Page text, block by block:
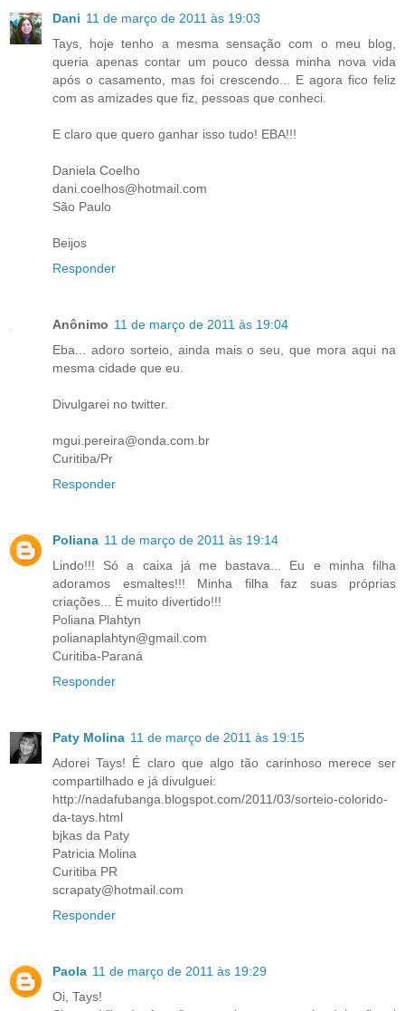
Dani 11 de março de 2011 às 19:03
Tays, hoje tenho a mesma sensação com o meu blog,
queria apenas contar um pouco dessa minha nova vida
após o casamento, mas foi crescendo... E agora fico feliz
com as amizades que fiz, pessoas que conheci.
E claro que quero ganhar isso tudo! EBA!!!
Daniela Coelho
dani.coelhos@hotmail.com
São Paulo
Beijos
Responder
Anônimo 11 de março de 2011 às 19:04
Eba... adoro sorteio, ainda mais o seu, que mora aqui na
mesma cidade que eu.
Divulgarei no twitter.
mgui.pereira@onda.com.br
Curitiba/Pr
Responder
Poliana 11 de março de 2011 às 19:14
Lindo!!! Só a caixa já me bastava... Eu e minha filha
adoramos esmaltes!!! Minha filha faz suas próprias
criações... É muito divertido!!!
Poliana Plahtyn
polianaplahtyn@gmail.com
Curitiba-Paraná
Responder
Paty Molina 11 de março de 2011 às 19:15
Adorei Tays! É claro que algo tão carinhoso merece ser
compartilhado e já divulguei:
http://nadafubanga.blogspot.com/2011/03/sorteio-colorido-
da-tays.html
bjkas da Paty
Patricia Molina
Curitiba PR
scrapaty@hotmail.com
Responder
Paola 11 de março de 2011 às 19:29
Oi, Tays!